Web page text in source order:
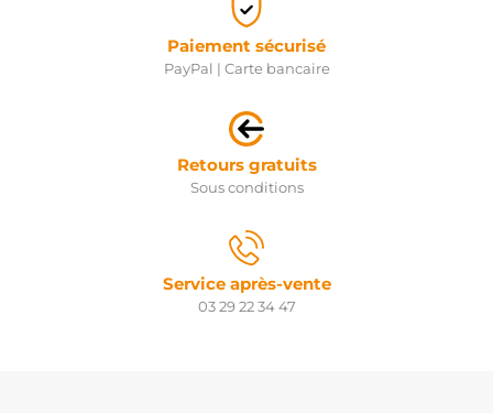
Paiement sécurisé
PayPal | Carte bancaire
Retours gratuits
Sous conditions
Service après-vente
03 29 22 34 47